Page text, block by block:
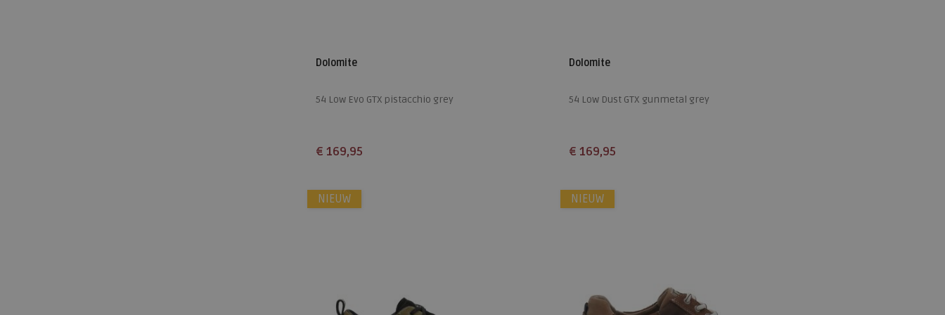
Dolomite
54 Low Evo GTX pistacchio grey
€ 169,95
8,5 9
Dolomite
54 Low Dust GTX gunmetal grey
€ 169,95
7,5 8
NIEUW NIEUW